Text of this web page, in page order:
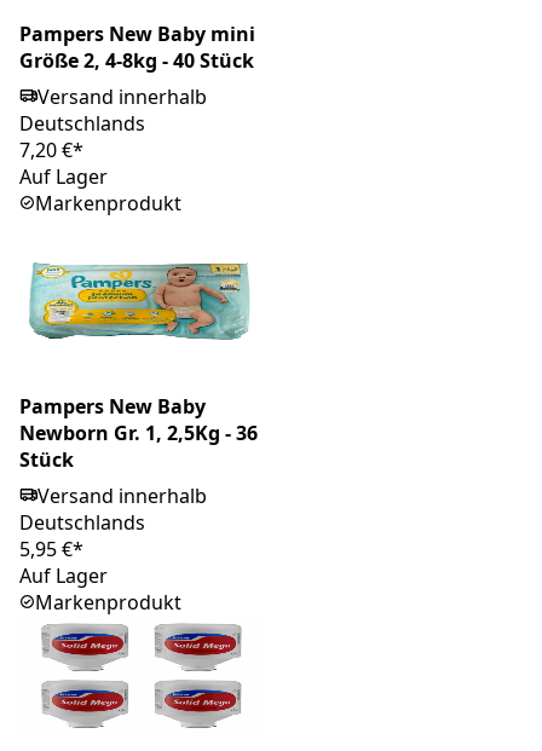
Pampers New Baby mini
Größe 2, 4-8kg - 40 Stück
Versand innerhalb
Deutschlands
7,20 €*
Auf Lager
Markenprodukt
Pampers New Baby
Newborn Gr. 1, 2,5Kg - 36
Stück
Versand innerhalb
Deutschlands
5,95 €*
Auf Lager
Markenprodukt